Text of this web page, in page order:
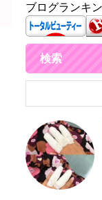
ブログランキ
検索